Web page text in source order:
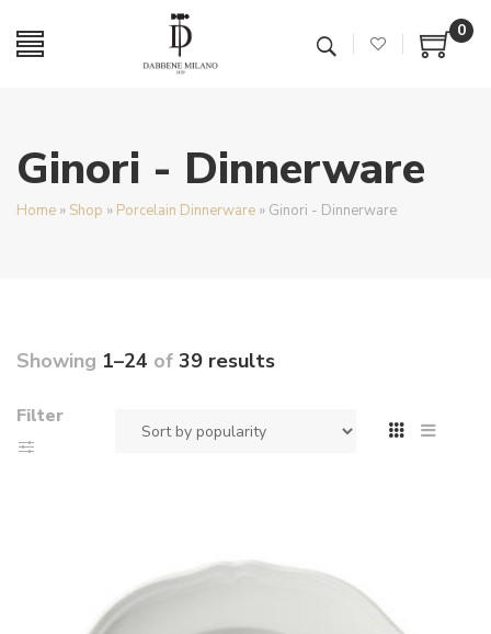
0
Ginori - Dinnerware
Home » Shop » Porcelain Dinnerware » Ginori - Dinnerware
Showing 1–24 of 39 results
Filter